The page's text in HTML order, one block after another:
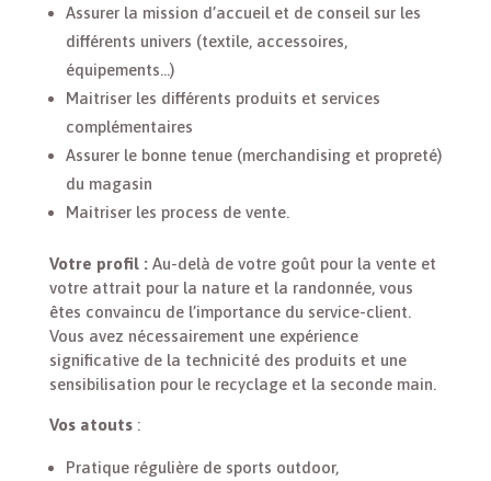
Assurer la mission d’accueil et de conseil sur les
différents univers (textile, accessoires,
équipements…)
Maitriser les différents produits et services
complémentaires
Assurer le bonne tenue (merchandising et propreté)
du magasin
Maitriser les process de vente.
Votre profil : Au-delà de votre goût pour la vente et
votre attrait pour la nature et la randonnée, vous
êtes convaincu de l’importance du service-client.
Vous avez nécessairement une expérience
significative de la technicité des produits et une
sensibilisation pour le recyclage et la seconde main.
Vos atouts:
Pratique régulière de sports outdoor,